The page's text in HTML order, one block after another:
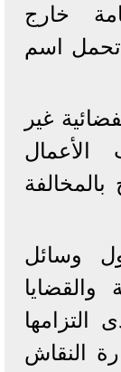
خارج
تحمل اسم
غير
بالمخالفة
وسائل
والقضايا
التزامها
النقاش